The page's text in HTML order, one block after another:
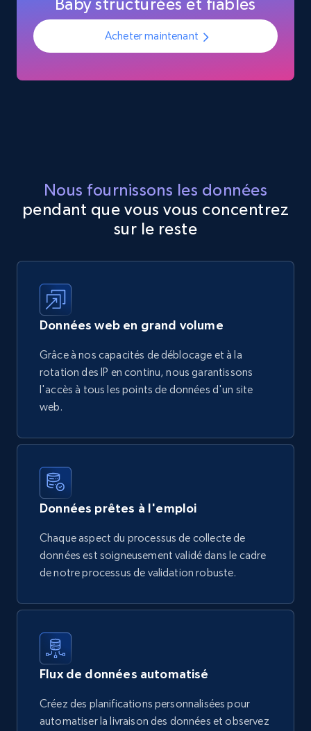
Baby structurées et fiables
Acheter maintenant
Nous fournissons les données
pendant que vous vous concentrez
sur le reste
Données web en grand volume
Grâce à nos capacités de déblocage et à la
rotation des IP en continu, nous garantissons
l'accès à tous les points de données d'un site
web.
Données prêtes à l'emploi
Chaque aspect du processus de collecte de
données est soigneusement validé dans le cadre
de notre processus de validation robuste.
Flux de données automatisé
Créez des planifications personnalisées pour
automatiser la livraison des données et observez